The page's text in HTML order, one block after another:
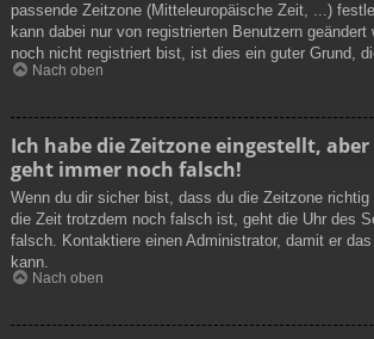
passende Zeitzone (Mitteleuropäische Zeit, ...)
kann dabei nur von registrierten Benutzern geändert
noch nicht registriert bist, ist dies ein guter Grund,
Nach oben
Ich habe die Zeitzone eingestellt,
geht immer noch falsch!
Wenn du dir sicher bist, dass du die Zeitzone
die Zeit trotzdem noch falsch ist, geht die Uhr des
falsch. Kontaktiere einen Administrator, damit er
kann.
Nach oben